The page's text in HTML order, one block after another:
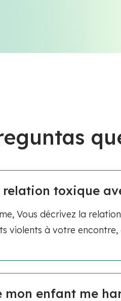
relation toxique
Vous décrivez la
violents à votre encontre,
mon enfant me